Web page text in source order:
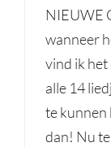
NIEUWE
wanneer
vind ik
alle 14
te kunnen
dan! Nu